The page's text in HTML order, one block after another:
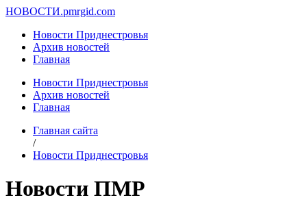
НОВОСТИ.pmrgid.com
Новости Приднестровья
Архив новостей
Главная
Новости Приднестровья
Архив новостей
Главная
Главная сайта
/
Новости Приднестровья
Новости ПМР